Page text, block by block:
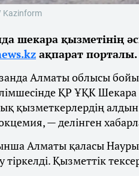
шекара қызметінің
ақпарат порталы.
Алматы облысы
ҚР ҰҚК
қызметкерлердің
— делінген
Алматы қаласы
тіркелді. Қызметтік